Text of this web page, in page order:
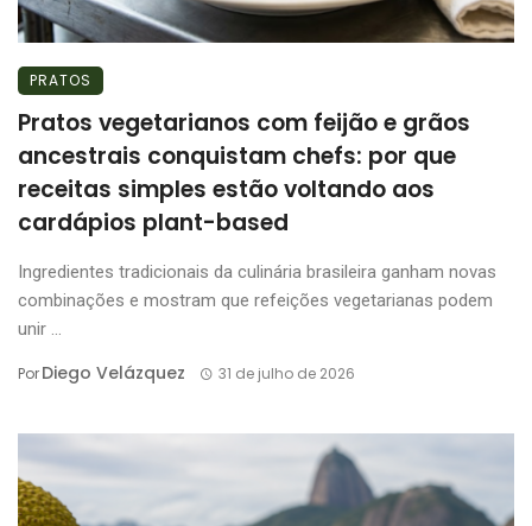
PRATOS
Pratos vegetarianos com feijão e grãos
ancestrais conquistam chefs: por que
receitas simples estão voltando aos
cardápios plant-based
Ingredientes tradicionais da culinária brasileira ganham novas
combinações e mostram que refeições vegetarianas podem
unir ...
PorDiego Velázquez 31 de julho de 2026